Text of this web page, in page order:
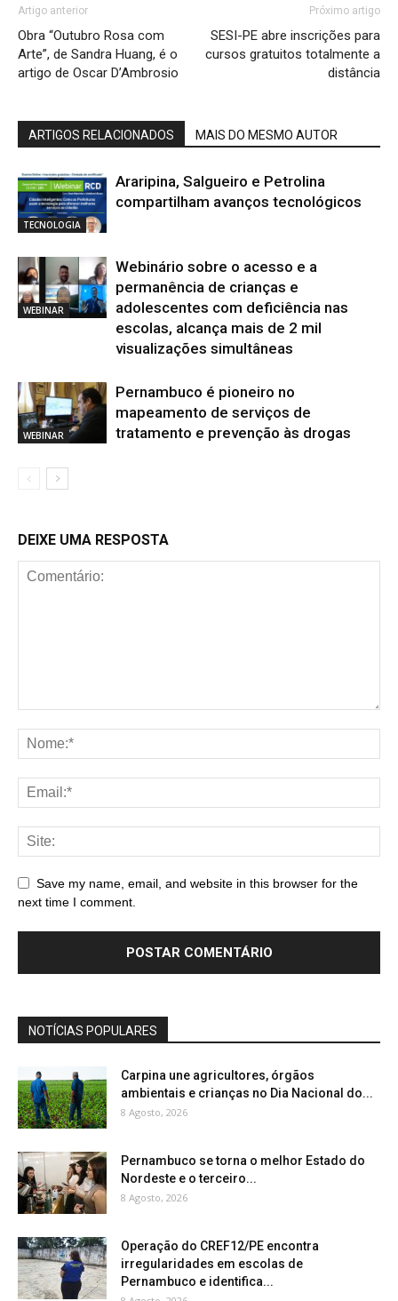
Artigo anterior
Obra “Outubro Rosa com
Arte”, de Sandra Huang, é o
artigo de Oscar D’Ambrosio
Próximo artigo
SESI-PE abre inscrições para
cursos gratuitos totalmente a
distância
ARTIGOS RELACIONADOS MAIS DO MESMO AUTOR
TECNOLOGIA
Araripina, Salgueiro e Petrolina
compartilham avanços tecnológicos
WEBINAR
Webinário sobre o acesso e a
permanência de crianças e
adolescentes com deficiência nas
escolas, alcança mais de 2 mil
visualizações simultâneas
WEBINAR
Pernambuco é pioneiro no
mapeamento de serviços de
tratamento e prevenção às drogas
DEIXE UMA RESPOSTA
Save my name, email, and website in this browser for the
next time I comment.
NOTÍCIAS POPULARES
Carpina une agricultores, órgãos
ambientais e crianças no Dia Nacional do...
8 Agosto, 2026
Pernambuco se torna o melhor Estado do
Nordeste e o terceiro...
8 Agosto, 2026
Operação do CREF12/PE encontra
irregularidades em escolas de
Pernambuco e identifica...